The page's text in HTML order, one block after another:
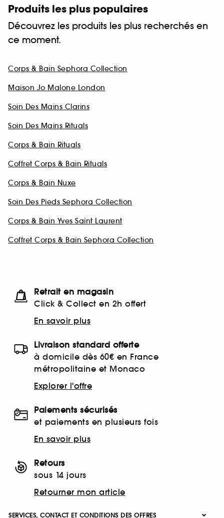
Produits les plus populaires
Découvrez les produits les plus recherchés en
ce moment.
Corps & Bain Sephora Collection
Maison Jo Malone London
Soin Des Mains Clarins
Soin Des Mains Rituals
Corps & Bain Rituals
Coffret Corps & Bain Rituals
Corps & Bain Nuxe
Soin Des Pieds Sephora Collection
Corps & Bain Yves Saint Laurent
Coffret Corps & Bain Sephora Collection
Retrait en magasin
Click & Collect en 2h offert
En savoir plus
Livraison standard offerte
à domicile dès 60€ en France
métropolitaine et Monaco
Explorer l'offre
Paiements sécurisés
et paiements en plusieurs fois
En savoir plus
Retours
sous 14 jours
Retourner mon article
SERVICES, CONTACT ET CONDITIONS DES OFFRES